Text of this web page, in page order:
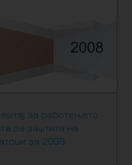
за работењето
за заштита на
за 2008